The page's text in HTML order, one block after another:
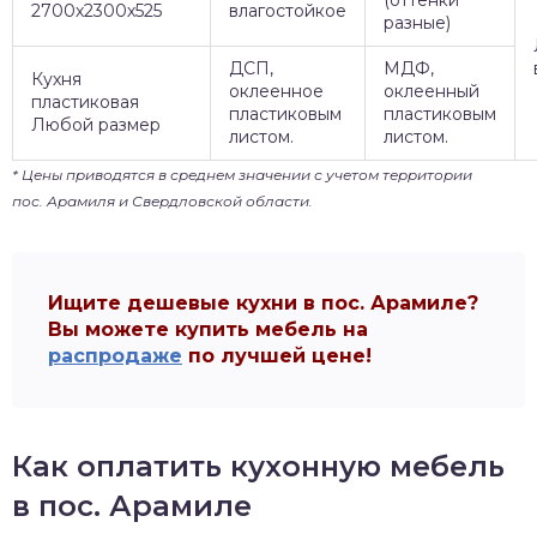
2700х2300х525 влагостойкое
разные)
Кухня
пластиковая
Любой размер
ДСП,
оклеенное
пластиковым
листом.
МДФ,
оклеенный
пластиковым
листом.
* Цены приводятся в среднем значении с учетом территории
пос. Арамиля и Свердловской области.
Ищите дешевые кухни в пос. Арамиле?
Вы можете купить мебель на
распродаже по лучшей цене!
Как оплатить кухонную мебель
в пос. Арамиле